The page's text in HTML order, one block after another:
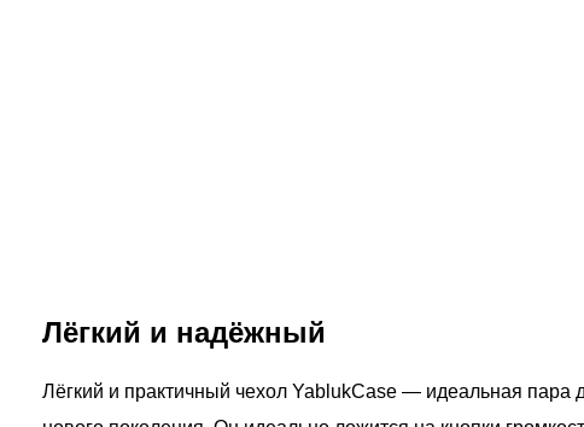
Лёгкий и надёжный
Лёгкий и практичный чехол YablukCase — идеальная пара